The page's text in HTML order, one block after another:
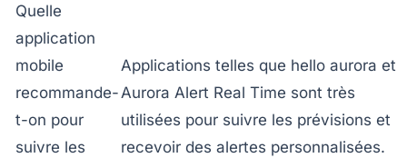
Quelle
application
mobile
recommande-
t-on pour
suivre les
Applications telles que hello aurora et
Aurora Alert Real Time sont très
utilisées pour suivre les prévisions et
recevoir des alertes personnalisées.